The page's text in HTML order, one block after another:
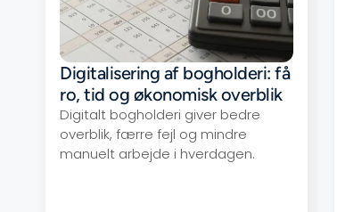
Digitalisering af bogholderi: få
ro, tid og økonomisk overblik
Digitalt bogholderi giver bedre
overblik, færre fejl og mindre
manuelt arbejde i hverdagen.